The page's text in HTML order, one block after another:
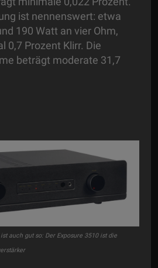
ist nennenswert: etwa
190 Watt an vier Ohm,
0,7 Prozent Klirr. Die
beträgt moderate 31,7
auch gut so: Der Exposure 3510 ist die